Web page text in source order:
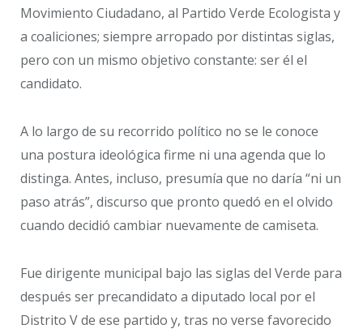
Movimiento Ciudadano, al Partido Verde Ecologista y
a coaliciones; siempre arropado por distintas siglas,
pero con un mismo objetivo constante: ser él el
candidato.
A lo largo de su recorrido político no se le conoce
una postura ideológica firme ni una agenda que lo
distinga. Antes, incluso, presumía que no daría “ni un
paso atrás”, discurso que pronto quedó en el olvido
cuando decidió cambiar nuevamente de camiseta.
Fue dirigente municipal bajo las siglas del Verde para
después ser precandidato a diputado local por el
Distrito V de ese partido y, tras no verse favorecido